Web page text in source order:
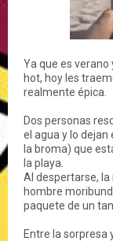
Ya que es
hot, hoy les
realmente épica.
Dos personas
el agua y lo dejan
la broma) que
la playa.
Al despertarse,
hombre
paquete de un
Entre la sorpresa